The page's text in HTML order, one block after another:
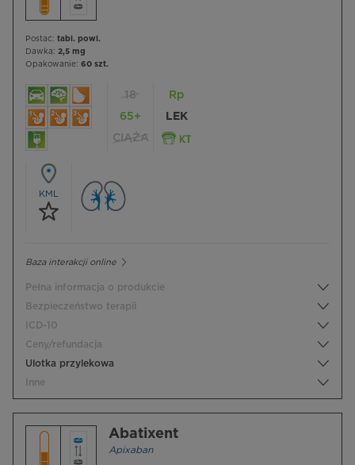
Postać: tabl. powl.
Dawka: 2,5 mg
Opakowanie: 60 szt.
18
65+
CIĄŻA
Rp
LEK
KML
Baza interakcji online
Pełna informacja o produkcie
Bezpieczeństwo terapii
ICD-10
Ceny/refundacja
Ulotka przylekowa
Inne
Abatixent
Apixaban